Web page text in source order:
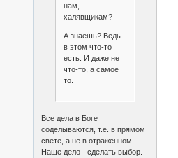
нам,
халявщикам?
А знаешь? Ведь
в этом что-то
есть. И даже не
что-то, а самое
то.
Все дела в Боге
соделываются, т.е. в прямом
свете, а не в отраженном.
Наше дело - сделать выбор.